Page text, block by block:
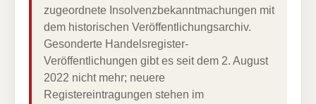
zugeordnete Insolvenzbekanntmachungen mit
dem historischen Veröffentlichungsarchiv.
Gesonderte Handelsregister-
Veröffentlichungen gibt es seit dem 2. August
2022 nicht mehr; neuere
Registereintragungen stehen im